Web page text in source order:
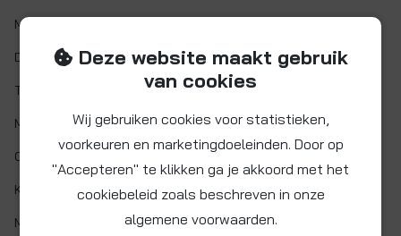
Maat:
Demontabel: Ja
Twist&Lock: Nee
Materiaal: Acetalcopolymeer (POM)
O-ring: NITRIL (NBR)
Kleur: Zwart
Min. werktemp.: 1 °C
Deze website maakt gebruik
van cookies
Wij gebruiken cookies voor statistieken,
voorkeuren en marketingdoeleinden. Door op
"Accepteren" te klikken ga je akkoord met het
cookiebeleid zoals beschreven in onze
algemene voorwaarden.